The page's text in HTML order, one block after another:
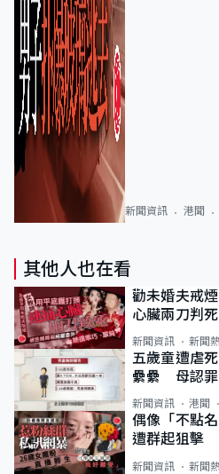
新聞資訊 港聞
其他人也在看
勸未婚夫戒
心臟兩刀判
新聞資訊 新聞
五歲童遭虐
纍纍 母認
類案最惡劣
新聞資訊 港聞
偶像「不點
遭群起狙擊
新聞資訊 新聞